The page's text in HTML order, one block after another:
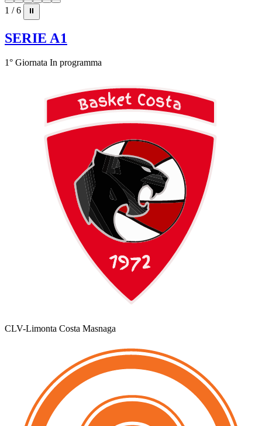
1 / 6 ⏸
SERIE A1
1° Giornata In programma
CLV-Limonta Costa Masnaga